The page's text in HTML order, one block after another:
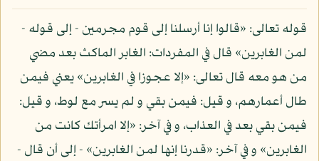
قوله تعالى: «قالوا إنا أرسلنا إلى قوم مجرمين - إلى قوله -
لمن الغابرين» قال في المفردات: الغابر الماكث بعد مضي
من هو معه قال تعالى: «إلا عجوزا في الغابرين» يعني فيمن
طال أعمارهم، و قيل: فيمن بقي و لم يسر مع لوط، و قيل:
فيمن بقي بعد في العذاب، و في آخر: «إلا امرأتك كانت من
الغابرين» و في آخر: «قدرنا إنها لمن الغابرين» - إلى أن قال -